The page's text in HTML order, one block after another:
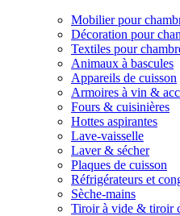
Mobilier pour
Décoration pour
Textiles pour
Animaux à bascules
Appareils de cuisson
Armoires à vin &
Fours & cuisinières
Hottes aspirantes
Lave-vaisselle
Laver & sécher
Plaques de cuisson
Réfrigérateurs et
Sèche-mains
Tiroir à vide & tiroir